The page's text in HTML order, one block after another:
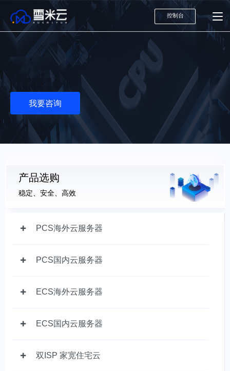
控制台
我要咨询
产品选购
稳定、安全、高效
PCS海外云服务器
PCS国内云服务器
ECS海外云服务器
ECS国内云服务器
双ISP 家宽住宅云